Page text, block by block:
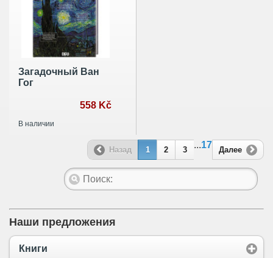
Загадочный Ван
Гог
558 Kč
В наличии
Назад 1 2 3
...17
Далее
Наши предложения
Книги